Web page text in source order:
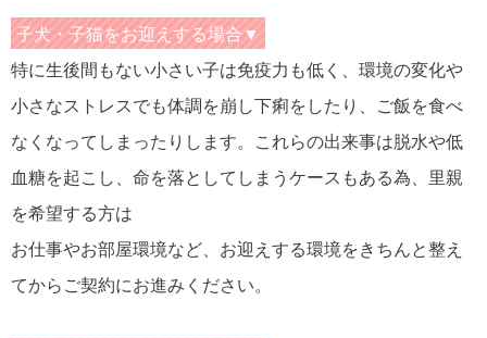
子犬・子猫をお迎えする場合▼
特に生後間もない小さい子は免疫力も低く、環境の変化や
小さなストレスでも体調を崩し下痢をしたり、ご飯を食べ
なくなってしまったりします。これらの出来事は脱水や低
血糖を起こし、命を落としてしまうケースもある為、里親
を希望する方は
お仕事やお部屋環境など、お迎えする環境をきちんと整え
てからご契約にお進みください。